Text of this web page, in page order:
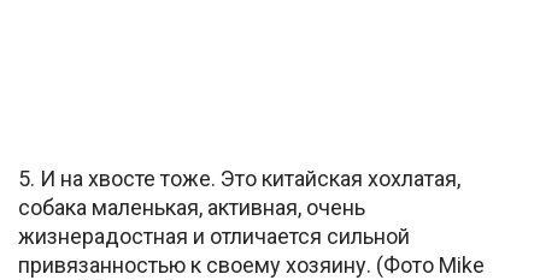
5. И на хвосте тоже. Это китайская хохлатая,
собака маленькая, активная, очень
жизнерадостная и отличается сильной
привязанностью к своему хозяину. (Фото Mike